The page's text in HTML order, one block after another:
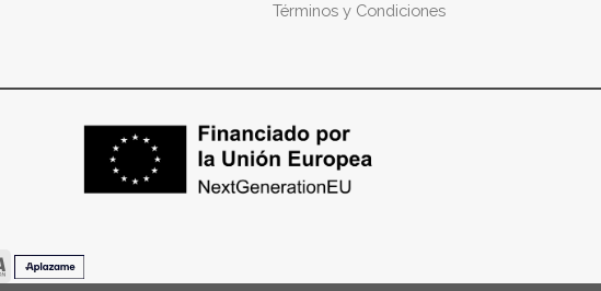
Términos y Condiciones